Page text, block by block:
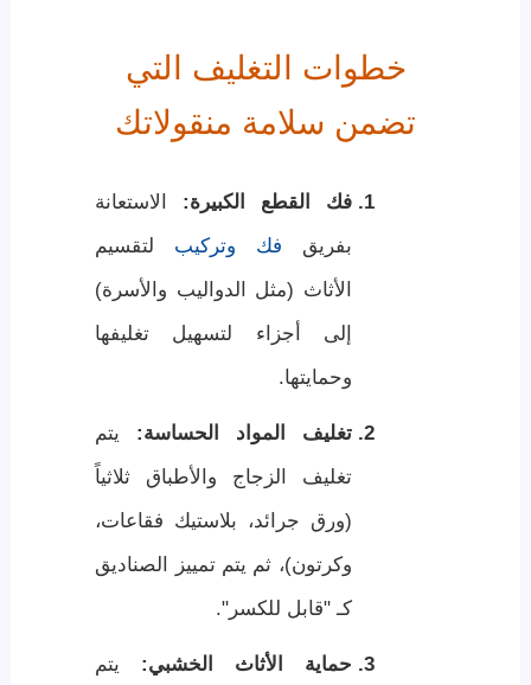
خطوات التغليف التي
تضمن سلامة منقولاتك
فك القطع الكبيرة:
الاستعانة
بفريق فك وتركيب لتقسيم
الأثاث (مثل الدواليب والأسرة)
إلى أجزاء لتسهيل تغليفها
وحمايتها.
تغليف المواد الحساسة: يتم
تغليف الزجاج والأطباق ثلاثياً
(ورق جرائد، بلاستيك فقاعات،
وكرتون)، ثم يتم تمييز الصناديق
كـ "قابل للكسر".
حماية الأثاث الخشبي: يتم